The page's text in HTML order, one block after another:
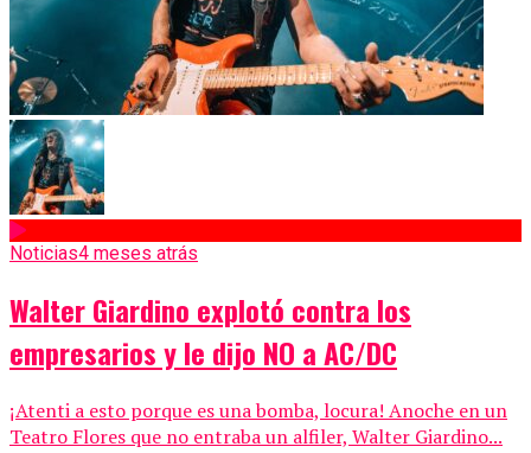
Noticias4 meses atrás
Walter Giardino explotó contra los
empresarios y le dijo NO a AC/DC
¡Atenti a esto porque es una bomba, locura! Anoche en un
Teatro Flores que no entraba un alfiler, Walter Giardino...